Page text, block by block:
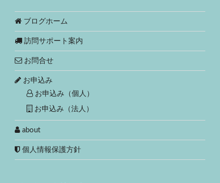
ブログホーム
訪問サポート案内
お問合せ
お申込み
お申込み（個人）
お申込み（法人）
about
個人情報保護方針